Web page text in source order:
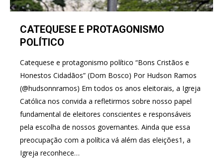
CATEQUESE E PROTAGONISMO
POLÍTICO
Catequese e protagonismo político “Bons Cristãos e
Honestos Cidadãos” (Dom Bosco) Por Hudson Ramos
(@hudsonnramos) Em todos os anos eleitorais, a Igreja
Católica nos convida a refletirmos sobre nosso papel
fundamental de eleitores conscientes e responsáveis
pela escolha de nossos governantes. Ainda que essa
preocupação com a política vá além das eleições1, a
Igreja reconhece…